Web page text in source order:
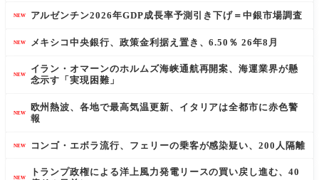
NEW アルゼンチン2026年GDP成長率予測引き下げ＝中銀市場調査
NEW メキシコ中央銀行、政策金利据え置き、6.50％ 26年8月
NEW
イラン・オマーンのホルムズ海峡通航再開案、海運業界が懸
念示す「実現困難」
NEW
欧州熱波、各地で最高気温更新、イタリアは全都市に赤色警
報
NEW コンゴ・エボラ流行、フェリーの乗客が感染疑い、200人隔離
NEW
トランプ政権による洋上風力発電リースの買い戻し進む、40